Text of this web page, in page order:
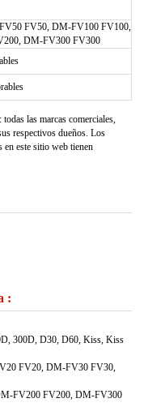
FV50, DM-FV100 FV100,
DM-FV300 FV300
las marcas comerciales,
respectivos dueños. Los
en este sitio web tienen
:
300D, D30, D60, Kiss, Kiss
FV20, DM-FV30 FV30,
FV200 FV200, DM-FV300